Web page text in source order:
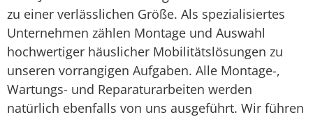
zu einer verlässlichen Größe. Als spezialisiertes
Unternehmen zählen Montage und Auswahl
hochwertiger häuslicher Mobilitätslösungen zu
unseren vorrangigen Aufgaben. Alle Montage-,
Wartungs- und Reparaturarbeiten werden
natürlich ebenfalls von uns ausgeführt. Wir führen